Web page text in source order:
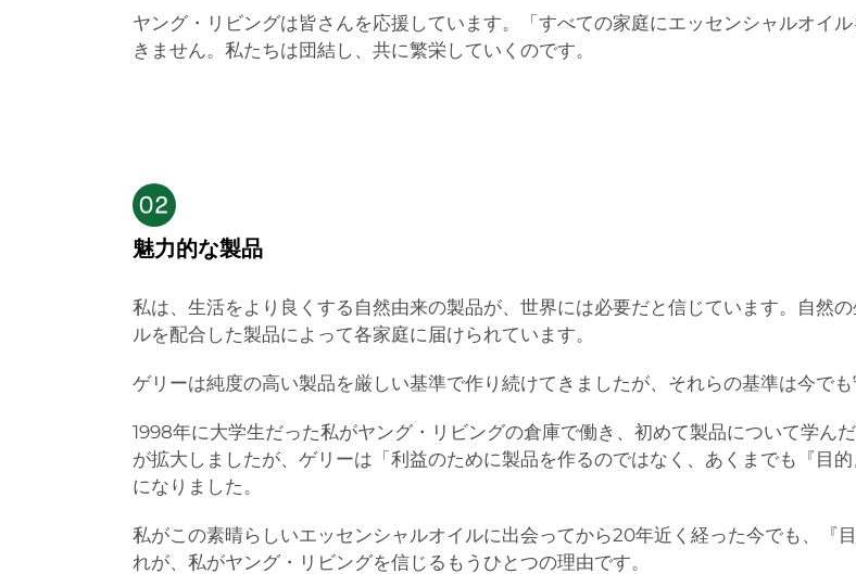
ヤング・リビングは皆さんを応援しています。「すべての家庭にエッセンシャルオイ
きません。私たちは団結し、共に繁栄していくのです。
魅力的な製品
私は、生活をより良くする自然由来の製品が、世界には必要だと信じています。自然
ルを配合した製品によって各家庭に届けられています。
ゲリーは純度の高い製品を厳しい基準で作り続けてきましたが、それらの基準は今でも
1998年に大学生だった私がヤング・リビングの倉庫で働き、初めて製品について学ん
が拡大しましたが、ゲリーは「利益のために製品を作るのではなく、あくまでも『目
になりました。
私がこの素晴らしいエッセンシャルオイルに出会ってから20年近く経った今でも、『
れが、私がヤング・リビングを信じるもうひとつの理由です。